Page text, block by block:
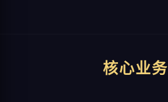
核心业务